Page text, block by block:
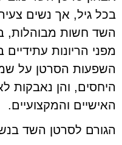
בכל גיל, אך נשים
השד חשות מבוהלות,
מפני הריונות עתידיים
השפעות הסרטן על
היחסים, והן נאבקות
האישיים והמקצועיים.
הגורם לסרטן השד